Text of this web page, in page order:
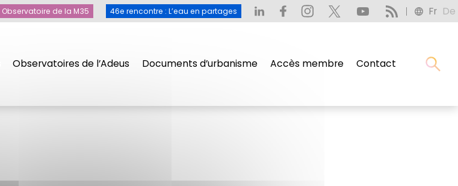
Observatoires de l’Adeus Documents d’urbanisme Accès membre Contact
Observatoire de la M35 46e rencontre : L’eau en partages Fr De